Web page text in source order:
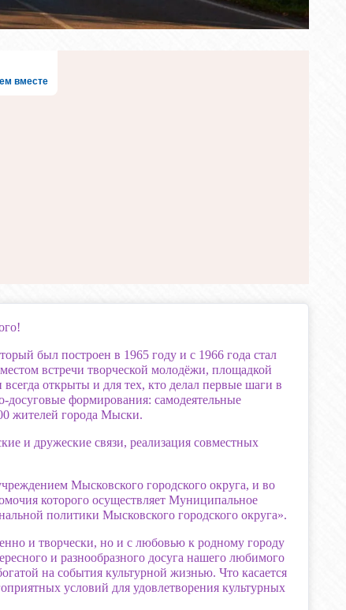
вместе
был построен в 1965 году и с 1966 года стал
встречи творческой молодёжи, площадкой
открыты и для тех, кто делал первые шаги в
досуговые формирования: самодеятельные
жителей города Мыски.
и дружеские связи, реализация совместных
Мысковского городского округа, и во
которого осуществляет Муниципальное
политики Мысковского городского округа».
и творчески, но и с любовью к родному городу
и разнообразного досуга нашего любимого
на события культурной жизнью. Что касается
условий для удовлетворения культурных